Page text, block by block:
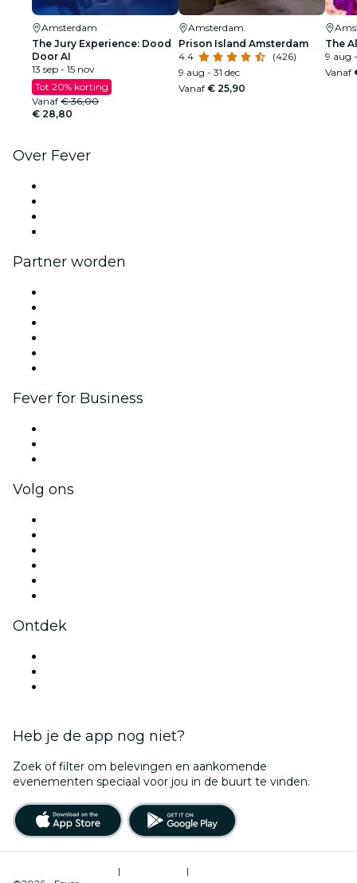
Amsterdam
The Jury Experience: Dood
Door AI
13 sep - 15 nov
Tot 20% korting
Vanaf € 36,00
€ 28,80
Amsterdam
Prison Island Amsterdam
4.4
(426)
9 aug - 31 dec
Vanaf € 25,90
The
9 aug
Vanaf
Over Fever
Partner worden
Fever for Business
Volg ons
Ontdek
Heb je de app nog niet?
Zoek of filter om belevingen en aankomende
evenementen speciaal voor jou in de buurt te vinden.
| |